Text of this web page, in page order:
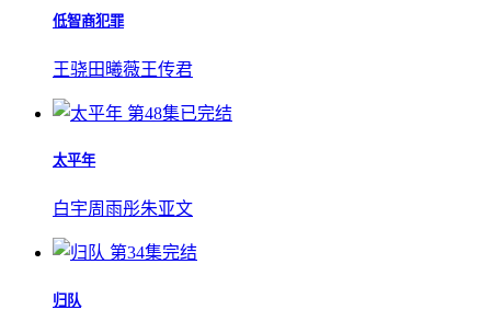
低智商犯罪
王骁田曦薇王传君
第48集已完结
太平年
白宇周雨彤朱亚文
第34集完结
归队